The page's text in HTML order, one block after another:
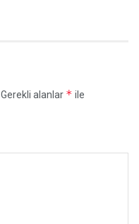
Gerekli alanlar * ile